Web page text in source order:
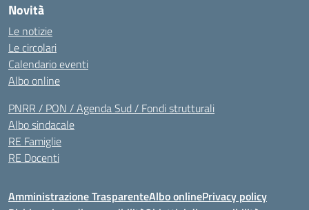
Novità
Le notizie
Le circolari
Calendario eventi
Albo online
PNRR / PON / Agenda Sud / Fondi strutturali
Albo sindacale
RE Famiglie
RE Docenti
Amministrazione TrasparenteAlbo onlinePrivacy policy